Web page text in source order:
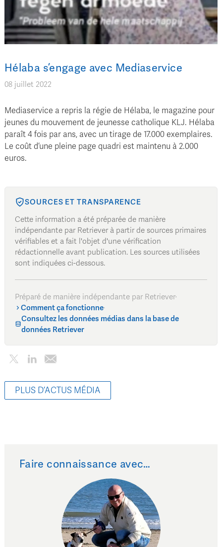
Hélaba s’engage avec Mediaservice
08 juillet 2022
Mediaservice a repris la régie de Hélaba, le magazine pour
jeunes du mouvement de jeunesse catholique KLJ. Hélaba
paraît 4 fois par ans, avec un tirage de 17.000 exemplaires.
Le coût d’une pleine page quadri est maintenu à 2.000
euros.
SOURCES ET TRANSPARENCE
Cette information a été préparée de manière
indépendante par Retriever à partir de sources primaires
vérifiables et a fait l'objet d'une vérification
rédactionnelle avant publication. Les sources utilisées
sont indiquées ci-dessous.
Préparé de manière indépendante par Retriever·
Comment ça fonctionne·
Consultez les données médias dans la base de
données Retriever
PLUS D’ACTUS MÉDIA
Faire connaissance avec…